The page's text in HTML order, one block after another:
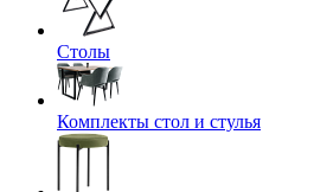
Столы
Комплекты стол и стулья